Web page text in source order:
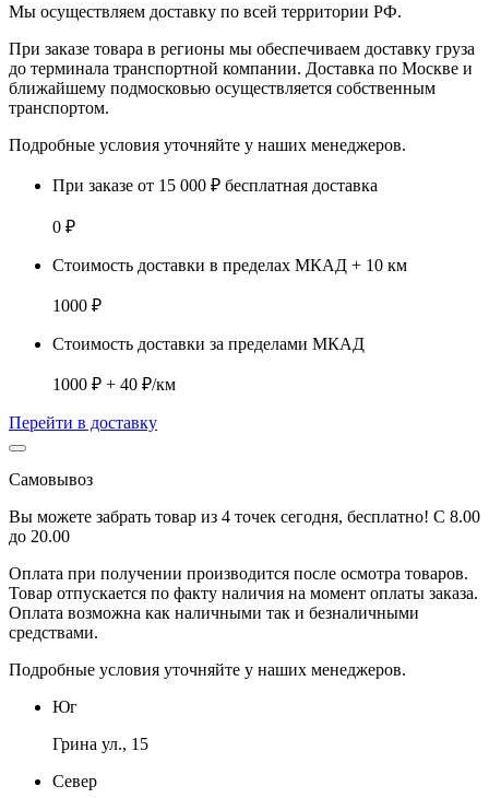
Мы осуществляем доставку по всей территории РФ.
При заказе товара в регионы мы обеспечиваем доставку груза
до терминала транспортной компании. Доставка по Москве и
ближайшему подмосковью осуществляется собственным
транспортом.
Подробные условия уточняйте у наших менеджеров.
При заказе от 15 000 ₽ бесплатная доставка
0 ₽
Стоимость доставки в пределах МКАД + 10 км
1000 ₽
Стоимость доставки за пределами МКАД
1000 ₽ + 40 ₽/км
Перейти в доставку
Самовывоз
Вы можете забрать товар из 4 точек сегодня, бесплатно! С 8.00
до 20.00
Оплата при получении производится после осмотра товаров.
Товар отпускается по факту наличия на момент оплаты заказа.
Оплата возможна как наличными так и безналичными
средствами.
Подробные условия уточняйте у наших менеджеров.
Юг
Грина ул., 15
Север